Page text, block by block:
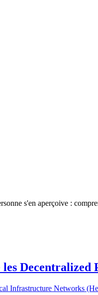
s'en aperçoive :
les
Infrastructure Networks